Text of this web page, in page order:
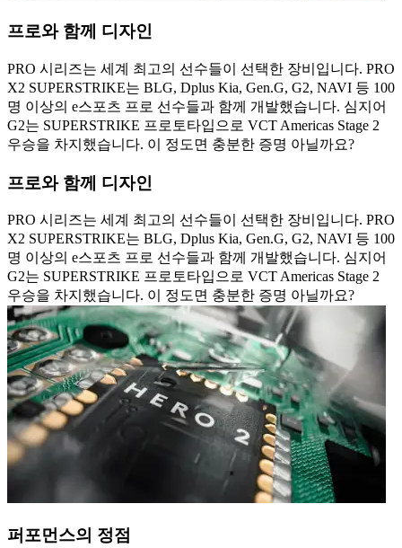
프로와 함께 디자인
PRO 시리즈는 세계 최고의 선수들이 선택한 장비입니다. PRO
X2 SUPERSTRIKE는 BLG, Dplus Kia, Gen.G, G2, NAVI 등 100
명 이상의 e스포츠 프로 선수들과 함께 개발했습니다. 심지어
G2는 SUPERSTRIKE 프로토타입으로 VCT Americas Stage 2
우승을 차지했습니다. 이 정도면 충분한 증명 아닐까요?
프로와 함께 디자인
PRO 시리즈는 세계 최고의 선수들이 선택한 장비입니다. PRO
X2 SUPERSTRIKE는 BLG, Dplus Kia, Gen.G, G2, NAVI 등 100
명 이상의 e스포츠 프로 선수들과 함께 개발했습니다. 심지어
G2는 SUPERSTRIKE 프로토타입으로 VCT Americas Stage 2
우승을 차지했습니다. 이 정도면 충분한 증명 아닐까요?
퍼포먼스의 정점